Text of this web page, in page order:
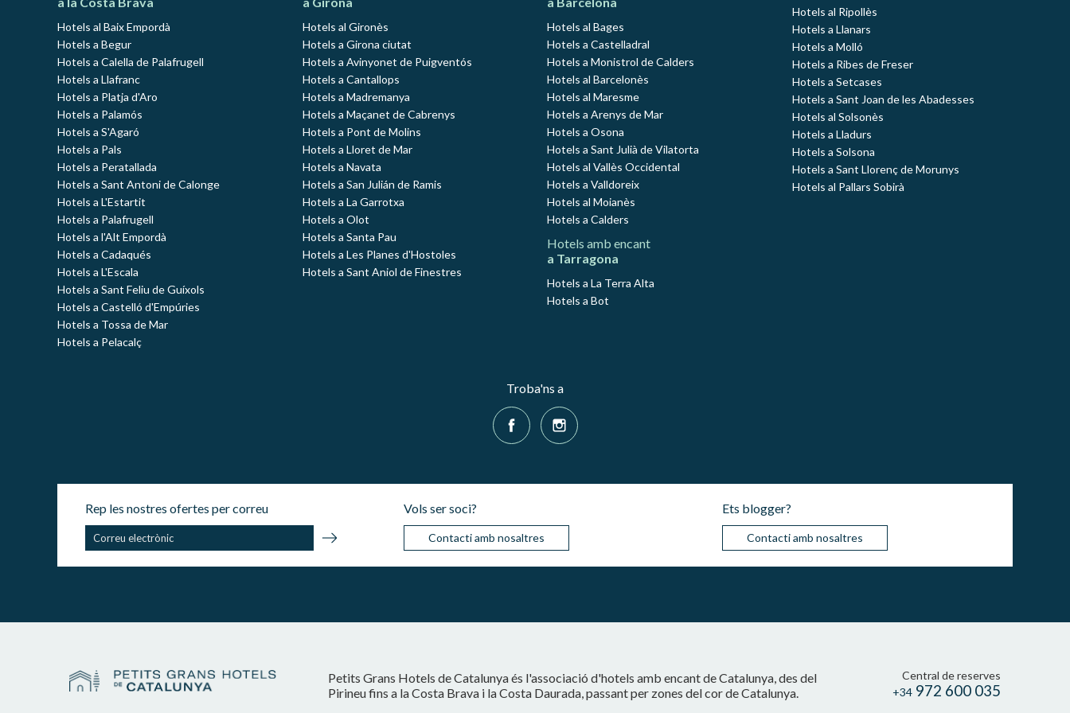
Hotels al Baix Empordà
Hotels a Begur
Hotels a Calella de Palafrugell
Hotels a Llafranc
Hotels a Platja d'Aro
Hotels a Palamós
Hotels a S'Agaró
Hotels a Pals
Hotels a Peratallada
Hotels a Sant Antoni de Calonge
Hotels a L'Estartit
Hotels a Palafrugell
Hotels a l'Alt Empordà
Hotels a Cadaqués
Hotels a L'Escala
Hotels a Sant Feliu de Guíxols
Hotels a Castelló d'Empúries
Hotels a Tossa de Mar
Hotels a Pelacalç
Hotels al Gironès
Hotels a Girona ciutat
Hotels a Avinyonet de Puigventós
Hotels a Cantallops
Hotels a Madremanya
Hotels a Maçanet de Cabrenys
Hotels a Pont de Molins
Hotels a Lloret de Mar
Hotels a Navata
Hotels a San Julián de Ramis
Hotels a La Garrotxa
Hotels a Olot
Hotels a Santa Pau
Hotels a Les Planes d'Hostoles
Hotels a Sant Aniol de Finestres
Hotels al Bages
Hotels a Castelladral
Hotels a Monistrol de Calders
Hotels al Barcelonès
Hotels al Maresme
Hotels a Arenys de Mar
Hotels a Osona
Hotels a Sant Julià de Vilatorta
Hotels al Vallès Occidental
Hotels a Valldoreix
Hotels al Moianès
Hotels a Calders
Hotels amb encant
a Tarragona
Hotels a La Terra Alta
Hotels a Bot
Hotels al Ripollès
Hotels a Llanars
Hotels a Molló
Hotels a Ribes de Freser
Hotels a Setcases
Hotels a Sant Joan de les Abadesses
Hotels al Solsonès
Hotels a Lladurs
Hotels a Solsona
Hotels a Sant Llorenç de Morunys
Hotels al Pallars Sobirà
Troba'ns a
Rep les nostres ofertes per correu Vols ser soci?
Contacti amb nosaltres
Ets blogger?
Contacti amb nosaltres
Petits Grans Hotels de Catalunya és l'associació d'hotels amb encant de Catalunya, des del
Pirineu fins a la Costa Brava i la Costa Daurada, passant per zones del cor de Catalunya.
Central de reserves
+34 972 600 035